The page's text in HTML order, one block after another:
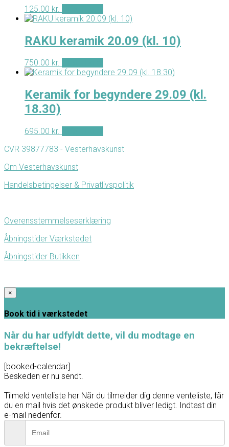
125.00 kr.
RAKU keramik 20.09 (kl. 10)
750.00 kr.
Keramik for begyndere 29.09 (kl.
18.30)
695.00 kr.
CVR 39877783 - Vesterhavskunst
Om Vesterhavskunst
Handelsbetingelser & Privatlivspolitik
Overensstemmelseserklæring
Åbningstider Værkstedet
Åbningstider Butikken
×
Book tid i værkstedet
Når du har udfyldt dette, vil du modtage en
bekræftelse!
[booked-calendar]
Beskeden er nu sendt.
Tilmeld venteliste her Når du tilmelder dig denne venteliste, får
du en mail hvis det ønskede produkt bliver ledigt. Indtast din
e-mail nedenfor.